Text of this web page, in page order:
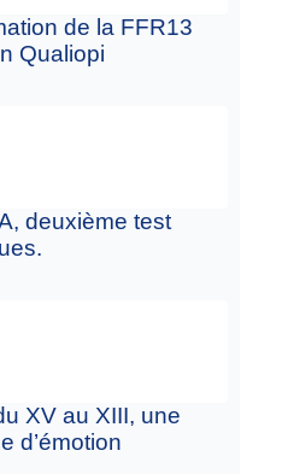
de la FFR13
Qualiopi
deuxième test
XV au XIII, une
d’émotion